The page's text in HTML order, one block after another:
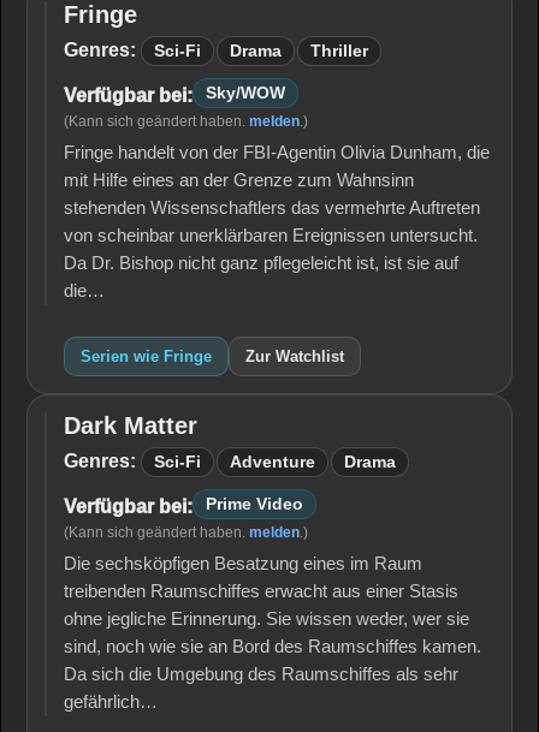
Fringe
Fringe
Genres: Sci-Fi Drama Thriller
Verfügbar bei: Sky/WOW
(Kann sich geändert haben. melden.)
Fringe handelt von der FBI-Agentin Olivia Dunham, die
mit Hilfe eines an der Grenze zum Wahnsinn
stehenden Wissenschaftlers das vermehrte Auftreten
von scheinbar unerklärbaren Ereignissen untersucht.
Da Dr. Bishop nicht ganz pflegeleicht ist, ist sie auf
die…
Serien wie Fringe Zur Watchlist
Dark
Matter
Dark Matter
Genres: Sci-Fi Adventure Drama
Verfügbar bei: Prime Video
(Kann sich geändert haben. melden.)
Die sechsköpfigen Besatzung eines im Raum
treibenden Raumschiffes erwacht aus einer Stasis
ohne jegliche Erinnerung. Sie wissen weder, wer sie
sind, noch wie sie an Bord des Raumschiffes kamen.
Da sich die Umgebung des Raumschiffes als sehr
gefährlich…